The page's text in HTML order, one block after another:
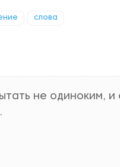
слова
не одиноким, и